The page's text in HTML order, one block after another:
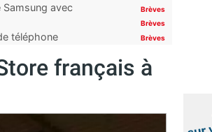
avec
Brèves
Brèves
téléphone
Brèves
français à